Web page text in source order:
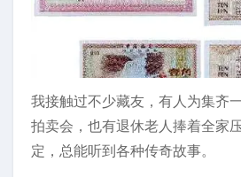
我接触过不少藏友，有人为集齐
拍卖会，也有退休老人捧着全家
定，总能听到各种传奇故事。